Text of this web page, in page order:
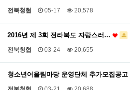
전북청협 05-17 20,578
2016년 제 3회 전라북도 자랑스러…
전북청협 03-24 20,655
청소년어울림마당 운영단체 추가모집공고